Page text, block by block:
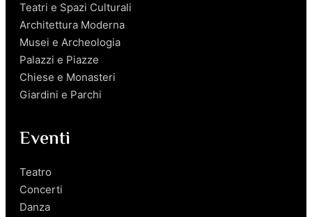
Teatri e Spazi Culturali
Architettura Moderna
Musei e Archeologia
Palazzi e Piazze
Chiese e Monasteri
Giardini e Parchi
Eventi
Teatro
Concerti
Danza